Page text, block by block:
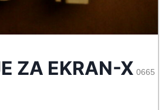
ZA EKRAN-X 0665